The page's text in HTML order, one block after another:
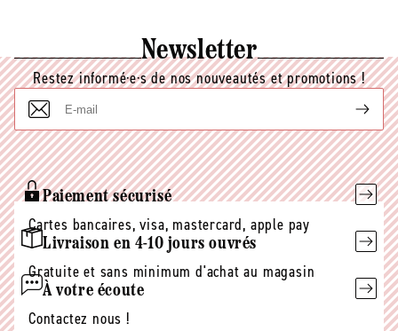
Newsletter
Restez informé·e·s de nos nouveautés et promotions !
E-
mail
Paiement sécurisé
Cartes bancaires, visa, mastercard, apple pay
Livraison en 4-10 jours ouvrés
Gratuite et sans minimum d'achat au magasin
À votre écoute
Contactez nous !